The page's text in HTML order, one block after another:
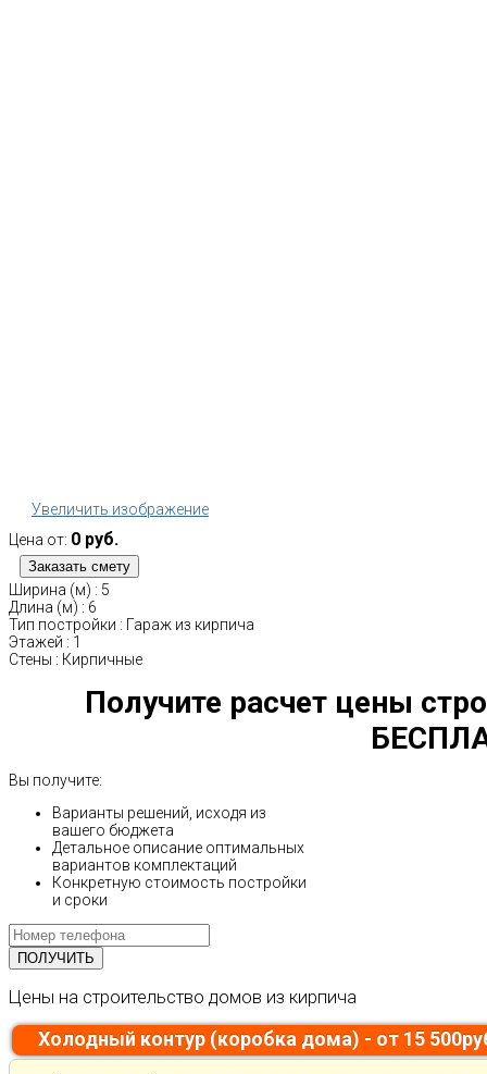
Увеличить изображение
Цена от: 0 руб.
Ширина (м) : 5
Длина (м) : 6
Тип постройки : Гараж из кирпича
Этажей : 1
Стены : Кирпичные
Получите расчет цены
Вы получите:
Варианты решений, исходя из
вашего бюджета
Детальное описание оптимальных
вариантов комплектаций
Конкретную стоимость постройки
и сроки
Цены на строительство домов из кирпича
Холодный контур (коробка дома) - от 15